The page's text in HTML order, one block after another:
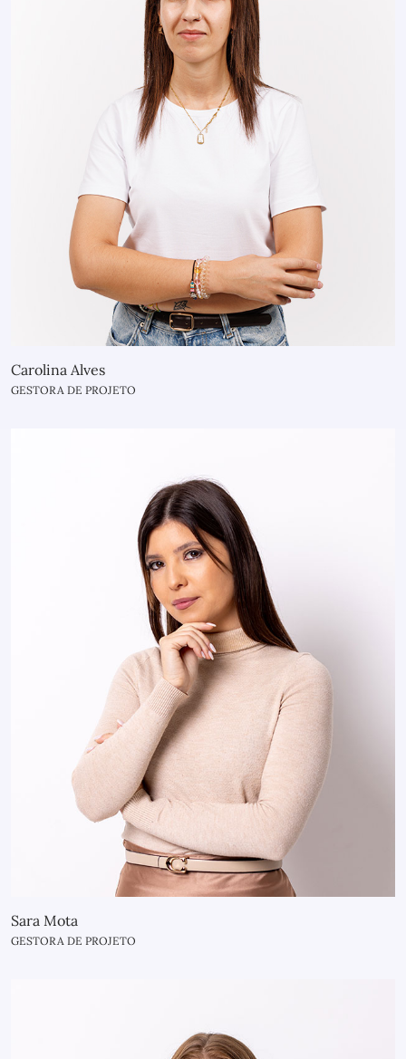
Carolina Alves
GESTORA DE PROJETO
Sara Mota
GESTORA DE PROJETO